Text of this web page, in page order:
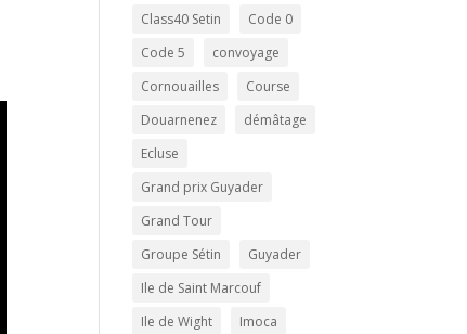
Class40 Setin
Code 0
Code 5
convoyage
Cornouailles
Course
Douarnenez
démâtage
Ecluse
Grand prix Guyader
Grand Tour
Groupe Sétin
Guyader
Ile de Saint Marcouf
Ile de Wight
Imoca